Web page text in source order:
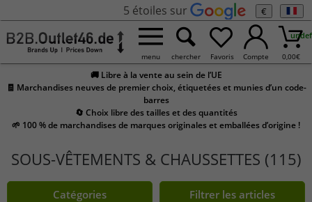
5 étoiles sur €
menu chercher Favoris Compte 0,00€
🚚 Libre à la vente au sein de l’UE
🧾 Marchandises neuves de premier choix, étiquetées et munies d’un code-
barres
🔄 Choix libre des tailles et des quantités
🌱 100 % de marchandises de marques originales et emballées d’origine !
SOUS-VÊTEMENTS & CHAUSSETTES (115)
Catégories Filtrer les articles